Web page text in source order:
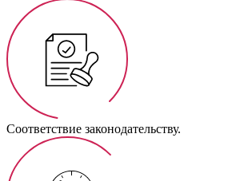
Соответствие законодательству.